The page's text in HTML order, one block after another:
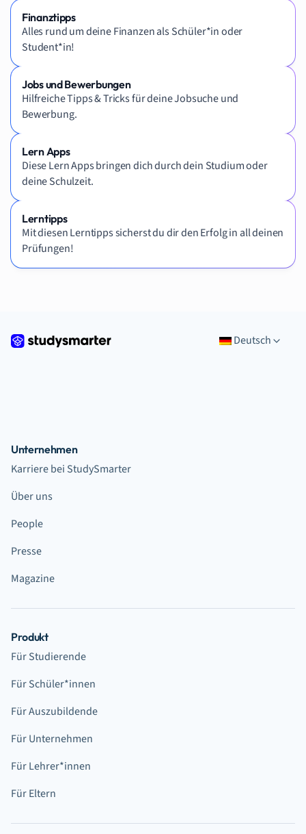
Finanztipps
Alles rund um deine Finanzen als Schüler*in oder
Student*in!
Jobs und Bewerbungen
Hilfreiche Tipps & Tricks für deine Jobsuche und
Bewerbung.
Lern Apps
Diese Lern Apps bringen dich durch dein Studium oder
deine Schulzeit.
Lerntipps
Mit diesen Lerntipps sicherst du dir den Erfolg in all deinen
Prüfungen!
Deutsch
Unternehmen
Karriere bei StudySmarter
Über uns
People
Presse
Magazine
Produkt
Für Studierende
Für Schüler*innen
Für Auszubildende
Für Unternehmen
Für Lehrer*innen
Für Eltern